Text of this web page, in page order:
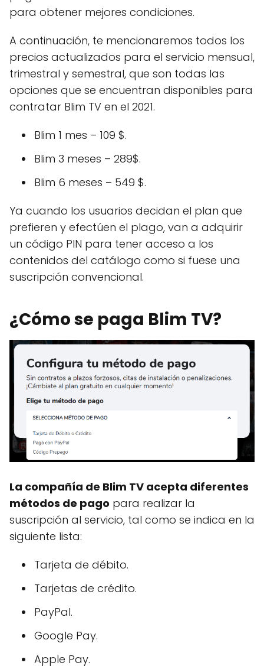
para obtener mejores condiciones.
A continuación, te mencionaremos todos los
precios actualizados para el servicio mensual,
trimestral y semestral, que son todas las
opciones que se encuentran disponibles para
contratar Blim TV en el 2021.
Blim 1 mes – 109 $.
Blim 3 meses – 289$.
Blim 6 meses – 549 $.
Ya cuando los usuarios decidan el plan que
prefieren y efectúen el plago, van a adquirir
un código PIN para tener acceso a los
contenidos del catálogo como si fuese una
suscripción convencional.
¿Cómo se paga Blim TV?
La compañía de Blim TV acepta diferentes
métodos de pago para realizar la
suscripción al servicio, tal como se indica en la
siguiente lista:
Tarjeta de débito.
Tarjetas de crédito.
PayPal.
Google Pay.
Apple Pay.